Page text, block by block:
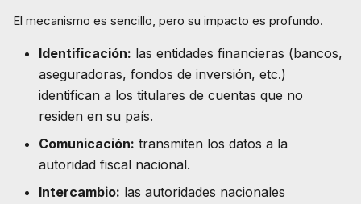
El mecanismo es sencillo, pero su impacto es profundo.
Identificación: las entidades financieras (bancos,
aseguradoras, fondos de inversión, etc.)
identifican a los titulares de cuentas que no
residen en su país.
Comunicación: transmiten los datos a la
autoridad fiscal nacional.
Intercambio: las autoridades nacionales